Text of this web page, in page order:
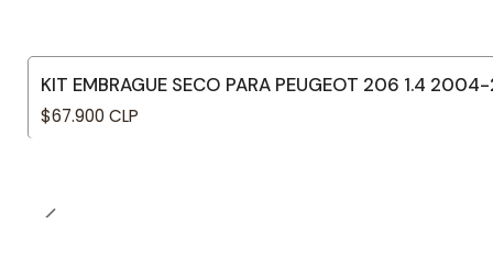
KIT EMBRAGUE SECO PARA PEUGEOT 206 1.4
$67.900 CLP